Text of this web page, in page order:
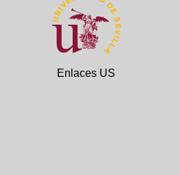
Enlaces US